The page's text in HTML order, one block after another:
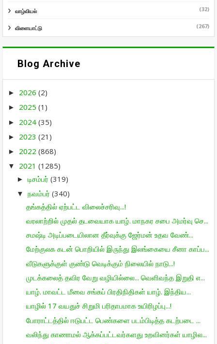
வாழ்வியல் (32)
விளையாட்டு (267)
Blog Archive
► 2026 (2)
► 2025 (1)
► 2024 (35)
► 2023 (21)
► 2022 (868)
▼ 2021 (1285)
► டிசம்பர் (319)
▼ நவம்பர் (340)
தங்கத்தில் ஏற்பட்ட விலைச்சரிவு...!
வரலாற்றில் முதல் தடவையாக யாழ். மாநகர சபை அமர்வு செ...
சமஷ்டி அடிப்படையிலான தீர்வுக்கு ஜேர்மன் உதவ வேண்...
மேற்குலக கடன் பொறியில் இருந்து இலங்கையை சீனா காப்ப...
வீடுகளுக்குள் குண்டு வெடிக்கும் நிலையில் நாடு...!
முடக்கலைத் தவிர வேறு வழியில்லை... வெளிவந்த இறுதி எ...
யாழ். மாவட்ட மீனவ சங்கப் பிரதிநிதிகள் யாழ். இந்திய...
யாழில் 17 வயதுச் சிறுமி பரிதாபமாக உயிரிழப்பு...!
போராட்டத்தில் ஈடுபட்ட பெண்களை படம்பிடித்த கடற்படை ...
வலிந்து காணாமல் ஆக்கப்பட்டவர்களது உறவினர்கள் யாழில...